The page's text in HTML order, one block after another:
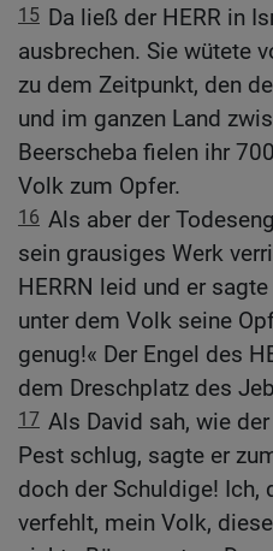
15 Da ließ der HERR in
ausbrechen. Sie wütete
zu dem Zeitpunkt, den
und im ganzen Land
Beerscheba fielen ihr
Volk zum Opfer.
16 Als aber der
sein grausiges Werk
HERRN leid und er
unter dem Volk seine
genug!« Der Engel des
dem Dreschplatz des
17 Als David sah, wie
Pest schlug, sagte er
doch der Schuldige! Ich,
verfehlt, mein Volk,